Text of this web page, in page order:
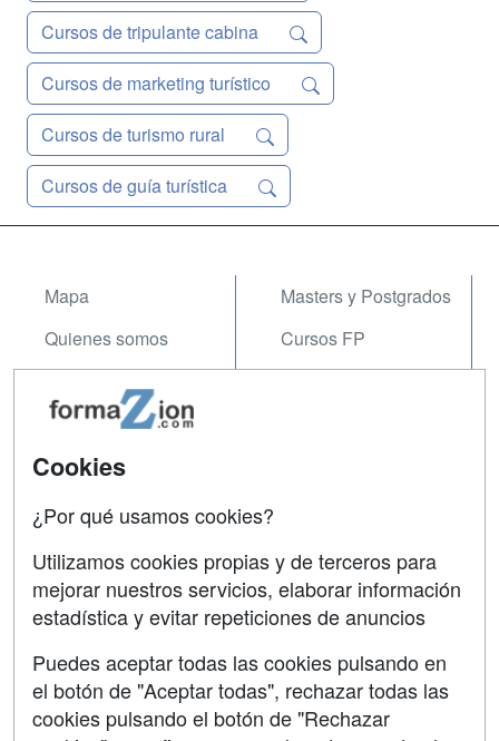
Cursos de tripulante cabina
Cursos de marketing turístico
Cursos de turismo rural
Cursos de guía turística
Mapa
Quienes somos
Acceso Usuarios
Acceso Centros
Masters y Postgrados
Cursos FP
Contactar
Confidencialidad
Copyleft
SÍGUENOS EN:
Cookies
¿Por qué usamos cookies?
Utilizamos cookies propias y de terceros para
mejorar nuestros servicios, elaborar información
estadística y evitar repeticiones de anuncios
Puedes aceptar todas las cookies pulsando en
el botón de "Aceptar todas", rechazar todas las
cookies pulsando el botón de "Rechazar